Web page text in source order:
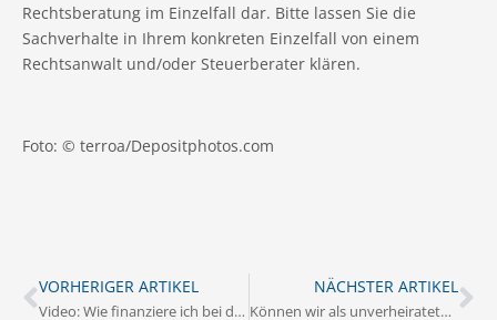
Rechtsberatung im Einzelfall dar. Bitte lassen Sie die
Sachverhalte in Ihrem konkreten Einzelfall von einem
Rechtsanwalt und/oder Steuerberater klären.
Foto: © terroa/Depositphotos.com
VORHERIGER ARTIKEL
Video: Wie finanziere ich bei den derzeitigen Marktbedingungen eine Immobilie?
NÄCHSTER ARTIKEL
Können wir als unverheiratetes Paar eine Immobilie kaufen?